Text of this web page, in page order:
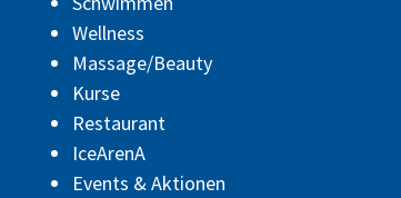
Wellness
Massage/Beauty
Kurse
Restaurant
IceArenA
Events & Aktionen